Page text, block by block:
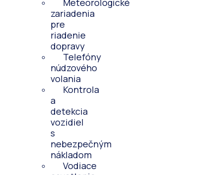
Meteorologické
zariadenia
pre
riadenie
dopravy
Telefóny
núdzového
volania
Kontrola
a
detekcia
vozidiel
s
nebezpečným
nákladom
Vodiace